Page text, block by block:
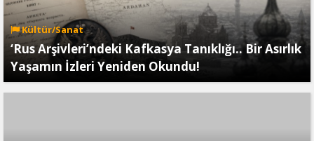
Kültür/Sanat
‘Rus Arşivleri’ndeki Kafkasya Tanıklığı.. Bir Asırlık
Yaşamın İzleri Yeniden Okundu!